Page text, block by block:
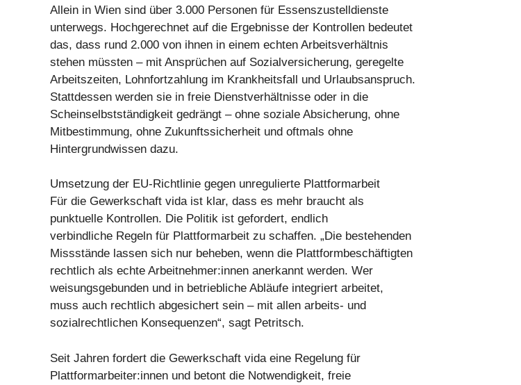
Allein in Wien sind über 3.000 Personen für Essenszustelldienste
unterwegs. Hochgerechnet auf die Ergebnisse der Kontrollen bedeutet
das, dass rund 2.000 von ihnen in einem echten Arbeitsverhältnis
stehen müssten – mit Ansprüchen auf Sozialversicherung, geregelte
Arbeitszeiten, Lohnfortzahlung im Krankheitsfall und Urlaubsanspruch.
Stattdessen werden sie in freie Dienstverhältnisse oder in die
Scheinselbstständigkeit gedrängt – ohne soziale Absicherung, ohne
Mitbestimmung, ohne Zukunftssicherheit und oftmals ohne
Hintergrundwissen dazu.
Umsetzung der EU-Richtlinie gegen unregulierte Plattformarbeit
Für die Gewerkschaft vida ist klar, dass es mehr braucht als
punktuelle Kontrollen. Die Politik ist gefordert, endlich
verbindliche Regeln für Plattformarbeit zu schaffen. „Die bestehenden
Missstände lassen sich nur beheben, wenn die Plattformbeschäftigten
rechtlich als echte Arbeitnehmer:innen anerkannt werden. Wer
weisungsgebunden und in betriebliche Abläufe integriert arbeitet,
muss auch rechtlich abgesichert sein – mit allen arbeits- und
sozialrechtlichen Konsequenzen“, sagt Petritsch.
Seit Jahren fordert die Gewerkschaft vida eine Regelung für
Plattformarbeiter:innen und betont die Notwendigkeit, freie